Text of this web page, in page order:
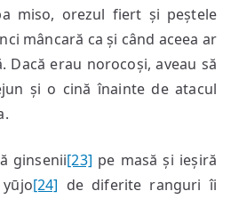
miso, orezul fiert și peștele
mâncară ca și când aceea ar
erau norocoși, aveau să
și o cină înainte de atacul
ginsenii[23] pe masă și ieșiră
[24] de diferite ranguri îi